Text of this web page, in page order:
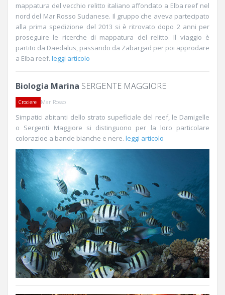
mappatura del vecchio relitto italiano affondato a Elba reef nel
nord del Mar Rosso Sudanese. Il gruppo che aveva partecipato
alla prima spedizione del 2013 si è ritrovato dopo 2 anni per
proseguire le ricerche di mappatura del relitto. Il viaggio è
partito da Daedalus, passando da Zabargad per poi approdare
a Elba reef. leggi articolo
Biologia Marina SERGENTE MAGGIORE
Crociere Mar Rosso
Simpatici abitanti dello strato supeficiale del reef, le Damigelle
o Sergenti Maggiore si distinguono per la loro particolare
colorazioe a bande bianche e nere. leggi articolo